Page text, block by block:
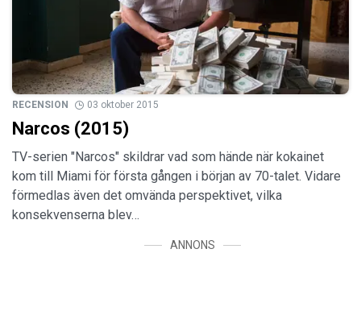
RECENSION 03 oktober 2015
Narcos (2015)
TV-serien "Narcos" skildrar vad som hände när kokainet
kom till Miami för första gången i början av 70-talet. Vidare
förmedlas även det omvända perspektivet, vilka
konsekvenserna blev…
ANNONS